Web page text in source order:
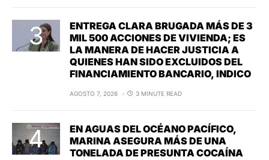
ENTREGA CLARA BRUGADA MÁS DE 3
MIL 500 ACCIONES DE VIVIENDA; ES
LA MANERA DE HACER JUSTICIA A
QUIENES HAN SIDO EXCLUIDOS DEL
FINANCIAMIENTO BANCARIO, INDICO
AGOSTO 7, 2026 3 MINUTE READ
EN AGUAS DEL OCÉANO PACÍFICO,
MARINA ASEGURA MÁS DE UNA
TONELADA DE PRESUNTA COCAÍNA